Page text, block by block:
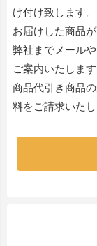
け付け致します。
お届けした商品
弊社までメール
ご案内いたします
商品代引き商品
料をご請求いたし